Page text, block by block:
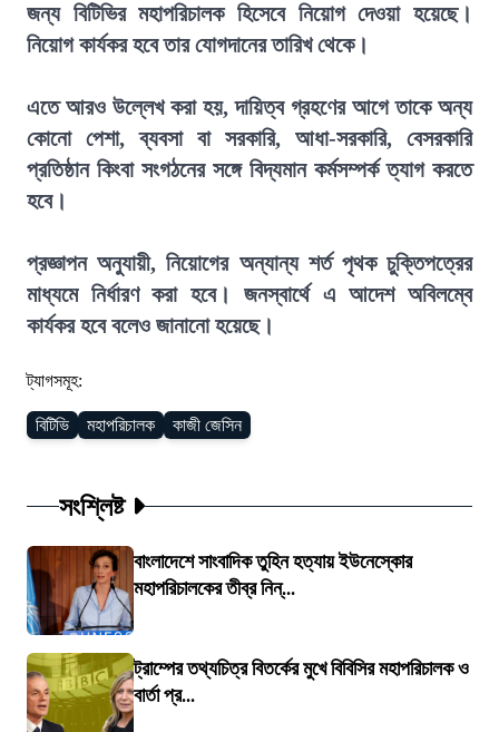
জন্য বিটিভির মহাপরিচালক হিসেবে নিয়োগ দেওয়া হয়েছে।
নিয়োগ কার্যকর হবে তার যোগদানের তারিখ থেকে।
এতে আরও উল্লেখ করা হয়, দায়িত্ব গ্রহণের আগে তাকে অন্য
কোনো পেশা, ব্যবসা বা সরকারি, আধা-সরকারি, বেসরকারি
প্রতিষ্ঠান কিংবা সংগঠনের সঙ্গে বিদ্যমান কর্মসম্পর্ক ত্যাগ করতে
হবে।
প্রজ্ঞাপন অনুযায়ী, নিয়োগের অন্যান্য শর্ত পৃথক চুক্তিপত্রের
মাধ্যমে নির্ধারণ করা হবে। জনস্বার্থে এ আদেশ অবিলম্বে
কার্যকর হবে বলেও জানানো হয়েছে।
ট্যাগসমূহ:
বিটিভি মহাপরিচালক কাজী জেসিন
সংশ্লিষ্ট
বাংলাদেশে সাংবাদিক তুহিন হত্যায় ইউনেস্কোর
মহাপরিচালকের তীব্র নিন্...
ট্রাম্পের তথ্যচিত্র বিতর্কের মুখে বিবিসির মহাপরিচালক ও
বার্তা প্র...